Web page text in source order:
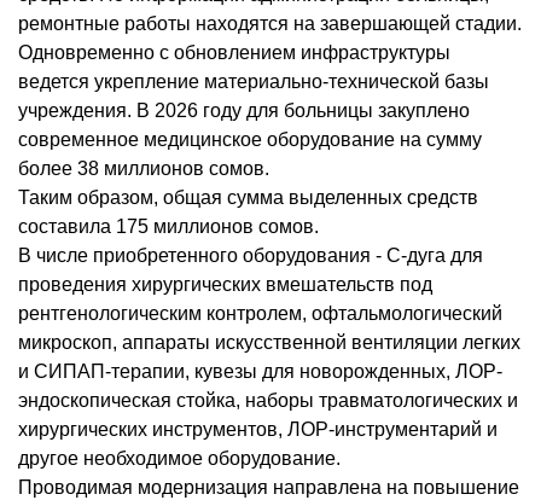
ремонтные работы находятся на завершающей стадии.
Одновременно с обновлением инфраструктуры
ведется укрепление материально-технической базы
учреждения. В 2026 году для больницы закуплено
современное медицинское оборудование на сумму
более 38 миллионов сомов.
Таким образом, общая сумма выделенных средств
составила 175 миллионов сомов.
В числе приобретенного оборудования - С-дуга для
проведения хирургических вмешательств под
рентгенологическим контролем, офтальмологический
микроскоп, аппараты искусственной вентиляции легких
и СИПАП-терапии, кувезы для новорожденных, ЛОР-
эндоскопическая стойка, наборы травматологических и
хирургических инструментов, ЛОР-инструментарий и
другое необходимое оборудование.
Проводимая модернизация направлена на повышение